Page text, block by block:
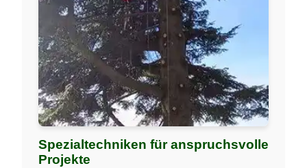
Spezialtechniken für anspruchsvolle
Projekte